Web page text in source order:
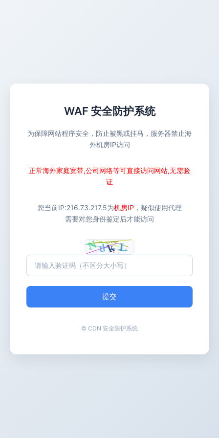
WAF 安全防护系统
为保障网站程序安全，防止被黑或挂马，服务器禁止海
外机房IP访问
正常海外家庭宽带,公司网络等可直接访问网站,无需验
证
您当前IP:216.73.217.5为机房IP ，疑似使用代理
需要对您身份鉴定后才能访问
提交
© CDN 安全防护系统